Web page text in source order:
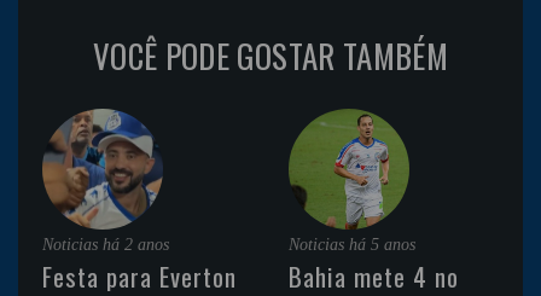
VOCÊ PODE GOSTAR TAMBÉM
Noticias há 2 anos
Festa para Everton
Noticias há 5 anos
Bahia mete 4 no